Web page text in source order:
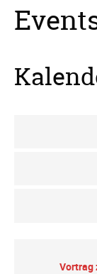
Vortrag